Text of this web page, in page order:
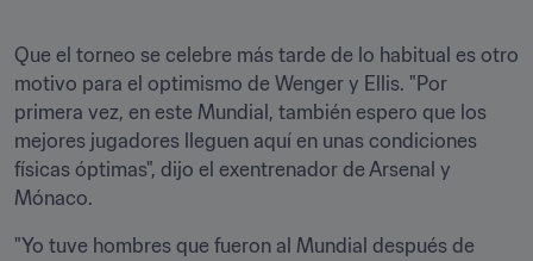
Que el torneo se celebre más tarde de lo habitual es otro
motivo para el optimismo de Wenger y Ellis. "Por
primera vez, en este Mundial, también espero que los
mejores jugadores lleguen aquí en unas condiciones
físicas óptimas", dijo el exentrenador de Arsenal y
Mónaco.
"Yo tuve hombres que fueron al Mundial después de